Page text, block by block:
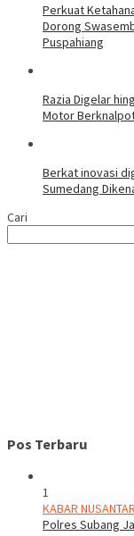
Perkuat
Dorong
Puspahiang
Razia Digelar
Motor
Berkat inovasi
Sumedang
Cari
Pos Terbaru
1
KABAR
Polres Subang